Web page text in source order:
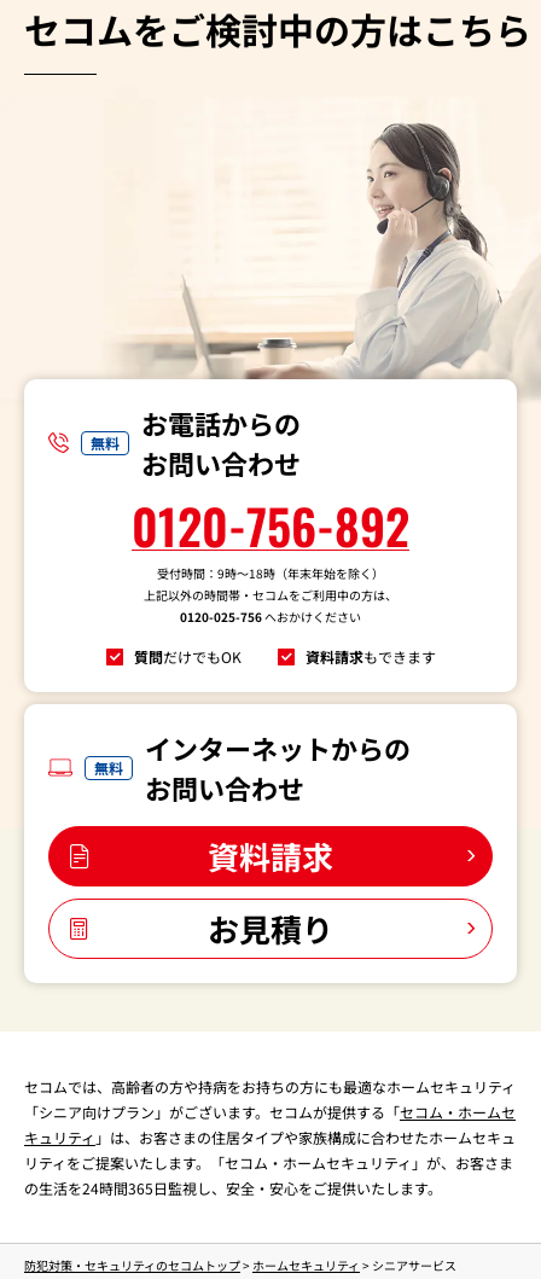
セコムをご検討中の方はこちら
無料
お電話からの
お問い合わせ
0120-756-892
受付時間：9時～18時（年末年始を除く）
上記以外の時間帯・セコムをご利用中の方は、
0120-025-756へおかけください
質問だけでもOK 資料請求もできます
無料
インターネットからの
お問い合わせ
資料請求
お見積り
セコムでは、高齢者の方や持病をお持ちの方にも最適なホームセキュリティ
「シニア向けプラン」がございます。セコムが提供する「セコム・ホームセ
キュリティ 」は、お客さまの住居タイプや家族構成に合わせたホームセキュ
リティをご提案いたします。「セコム・ホームセキュリティ」が、お客さま
の生活を24時間365日監視し、安全・安心をご提供いたします。
防犯対策・セキュリティのセコムトップ> ホームセキュリティ > シニアサービス